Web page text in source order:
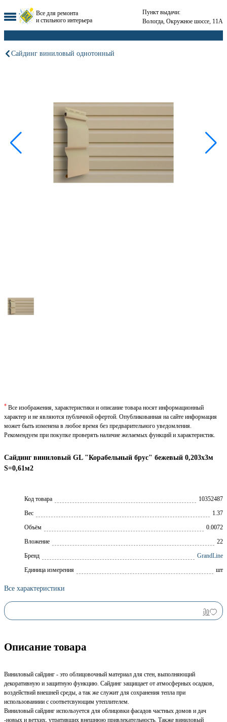
Все для ремонта
и стильного интерьера
Пункт выдачи:
Вологда, Окружное шоссе, 11А
Сайдинг виниловый однотонный
Сайдинг виниловый GL "Корабельный брус" бежевый 0,203х3м
S=0,61м2
Код товара
10352487
Вес
1.37
Объём
0.0072
Вложение
22
Брeнд
GrandLine
Единица измерения
шт
Все характеристики
* Все изображения, характеристики и описание товара носят информационный
характер и не являются публичной офертой. Опубликованная на сайте информация
может быть изменена в любое время без предварительного уведомления.
Рекомендуем при покупке проверять наличие желаемых функций и характеристик.
Описание товара
Виниловый сайдинг - это облицовочный материал для стен, выполняющий
декоративную и защитную функцию. Сайдинг защищает от атмосферных осадков,
воздействий внешней среды, а так же служит для сохранения тепла при
использованиии с соответсвующим утеплителем.
Виниловый сайдинг используется для облицовки фасадов частных домов и дач
-новых и ветхих, утративших внешнюю привлекательность. Также виниловый